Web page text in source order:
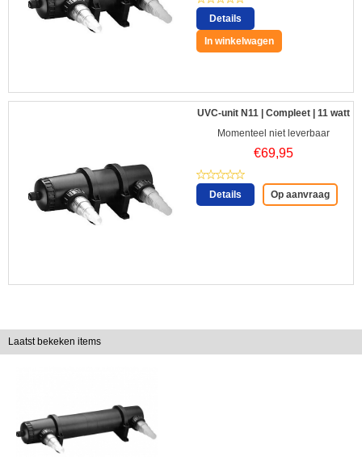
Details
In winkelwagen
UVC-unit N11 | Compleet | 11 watt
Momenteel niet leverbaar
€69,95
Details Op aanvraag
Laatst bekeken items